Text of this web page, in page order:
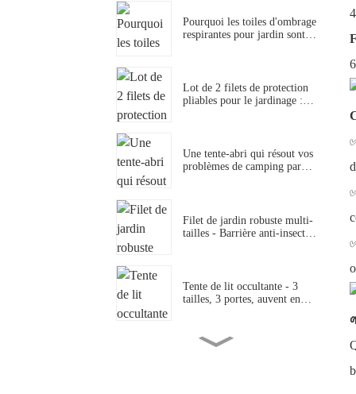
Pourquoi les toiles d'ombrage
respirantes pour jardin sont-
Europe ?
Lot de 2 filets de protection
pliables pour le jardinage :
Une tente-abri qui résout vos
problèmes de camping par
Filet de jardin robuste multi-
tailles - Barrière anti-insectes
d'extérieur
Tente de lit occultante - 3
tailles, 3 portes, auvent en
dortoirs et les chambres
partagées.